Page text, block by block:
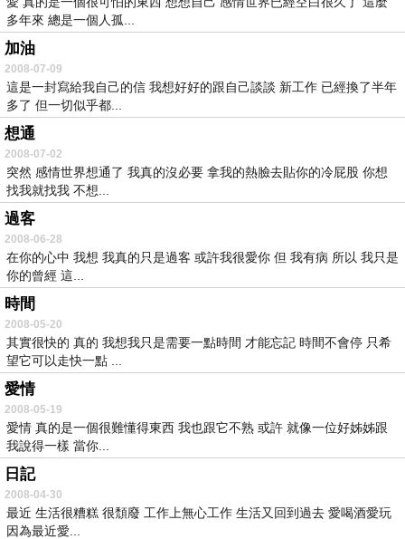
多年來 總是一個人孤...
加油
2008-07-09
這是一封寫給我自己的信 我想好好的跟自己談談 新工作 已經換了半年
多了 但一切似乎都...
想通
2008-07-02
突然 感情世界想通了 我真的沒必要 拿我的熱臉去貼你的冷屁股 你想
找我就找我 不想...
過客
2008-06-28
在你的心中 我想 我真的只是過客 或許我很愛你 但 我有病 所以 我只是
你的曾經 這...
時間
2008-05-20
其實很快的 真的 我想我只是需要一點時間 才能忘記 時間不會停 只希
望它可以走快一點 ...
愛情
2008-05-19
愛情 真的是一個很難懂得東西 我也跟它不熟 或許 就像一位好姊姊跟
我說得一樣 當你...
日記
2008-04-30
最近 生活很糟糕 很頹廢 工作上無心工作 生活又回到過去 愛喝酒愛玩
因為最近愛...